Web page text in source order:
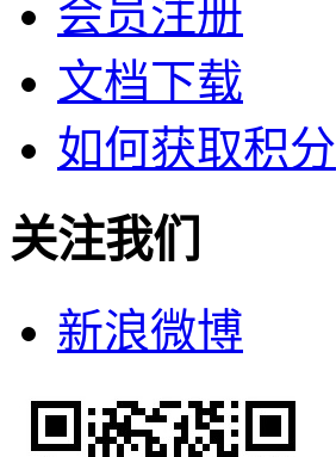
会员注册
文档下载
如何获取积分
关注我们
新浪微博